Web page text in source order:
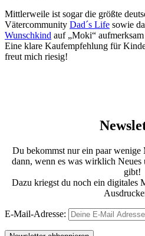
Mittlerweile ist sogar die größte
Vätercommunity Dad´s Life sowie
Wunschkind auf „Moki“
Eine klare Kaufempfehlung für
freut mich riesig!
Du bekommst nur ein paar
dann, wenn es was wirklich Neues
gibt!
Dazu kriegst du noch ein digitales
E-Mail-Adresse: